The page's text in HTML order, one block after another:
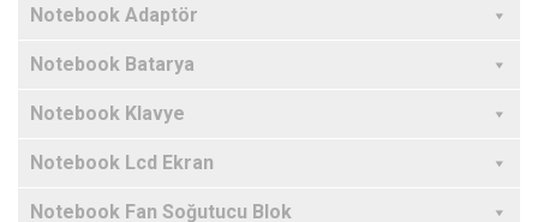
Notebook Adaptör
Notebook Batarya
Notebook Klavye
Notebook Lcd Ekran
Notebook Fan Soğutucu Blok